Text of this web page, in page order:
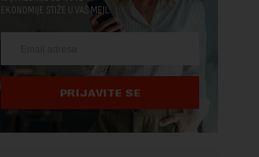
EKONOMIJE STIŽE U VAŠ MEJL.
PRIJAVITE SE